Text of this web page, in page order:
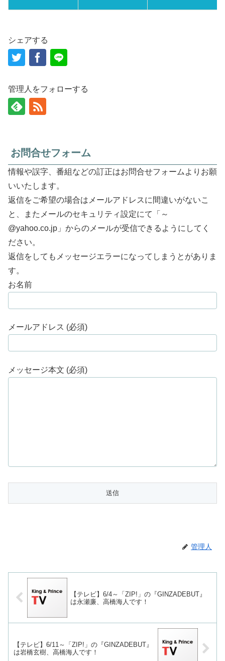
シェアする
管理人をフォローする
お問合せフォーム
情報や誤字、番組などの訂正はお問合せフォームよりお願
いいたします。
返信をご希望の場合はメールアドレスに間違いがないこ
と、またメールのセキュリティ設定にて「～
@yahoo.co.jp」からのメールが受信できるようにしてく
ださい。
返信をしてもメッセージエラーになってしまうとがありま
す。
お名前
メールアドレス (必須)
メッセージ本文 (必須)
管理人
【テレビ】6/4～「ZIP!」の『GINZADEBUT』
は永瀬廉、高橋海人です！
【テレビ】6/11～「ZIP!」の『GINZADEBUT』
は岩橋玄樹、高橋海人です！